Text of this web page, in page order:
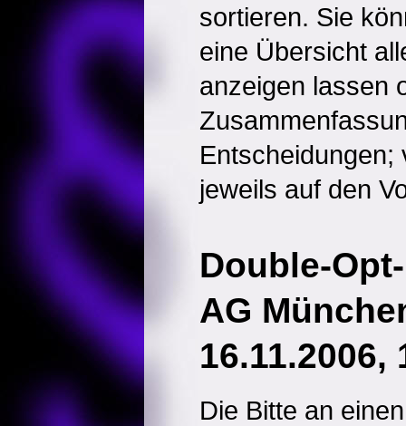
sortieren. Sie
eine Übersicht
anzeigen lassen
Entscheidungen;
jeweils auf den
Double-
AG
16.11.2006,
Die Bitte an